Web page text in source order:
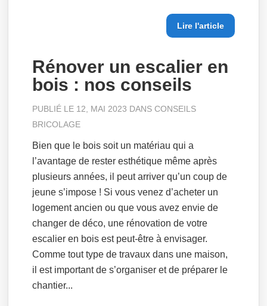
Lire l'article
Rénover un escalier en
bois : nos conseils
PUBLIÉ LE 12, MAI 2023 DANSCONSEILS
BRICOLAGE
Bien que le bois soit un matériau qui a
l’avantage de rester esthétique même après
plusieurs années, il peut arriver qu’un coup de
jeune s’impose ! Si vous venez d’acheter un
logement ancien ou que vous avez envie de
changer de déco, une rénovation de votre
escalier en bois est peut-être à envisager.
Comme tout type de travaux dans une maison,
il est important de s’organiser et de préparer le
chantier...